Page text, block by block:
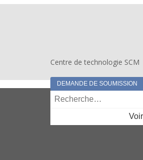
Centre de technologie SCM
DEMANDE DE SOUMISSION